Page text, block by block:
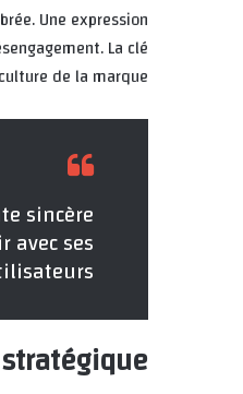
Une expression
La clé
de la marque.
sincère
ses